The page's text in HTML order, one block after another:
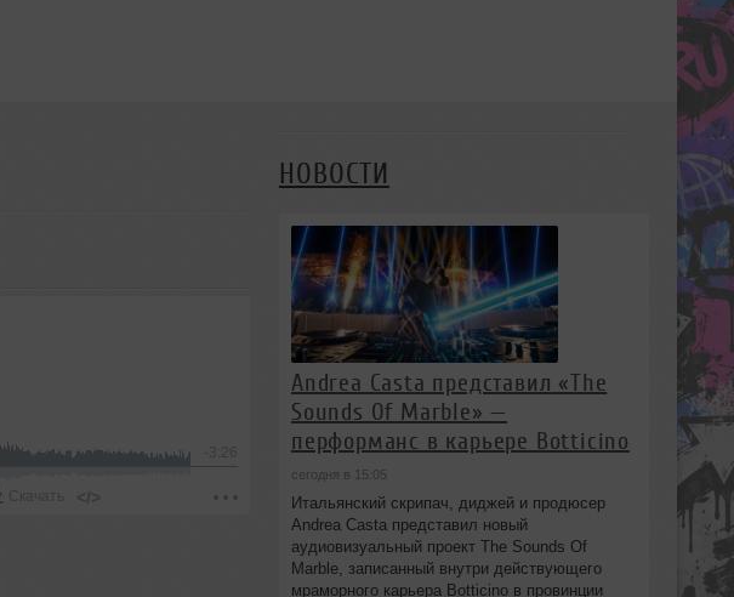
-3:26
Скачать </>
НОВОСТИ
Andrea Casta представил «The
Sounds Of Marble» —
перформанс в карьере Botticino
сегодня в 15:05
Итальянский скрипач, диджей и продюсер
Andrea Casta представил новый
аудиовизуальный проект The Sounds Of
Marble, записанный внутри действующего
мраморного карьера Botticino в провинции